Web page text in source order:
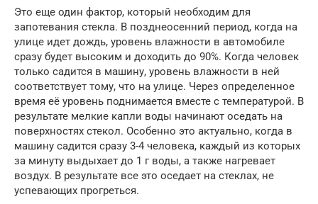
Это еще один фактор, который необходим для
запотевания стекла. В позднеосенний период, когда на
улице идет дождь, уровень влажности в автомобиле
сразу будет высоким и доходить до 90%. Когда человек
только садится в машину, уровень влажности в ней
соответствует тому, что на улице. Через определенное
время её уровень поднимается вместе с температурой. В
результате мелкие капли воды начинают оседать на
поверхностях стекол. Особенно это актуально, когда в
машину садится сразу 3-4 человека, каждый из которых
за минуту выдыхает до 1 г воды, а также нагревает
воздух. В результате все это оседает на стеклах, не
успевающих прогреться.